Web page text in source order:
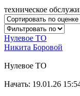
техническое
Нулевое ТО
Никита Боровой
Нулевое ТО
Начать: 19.01.26